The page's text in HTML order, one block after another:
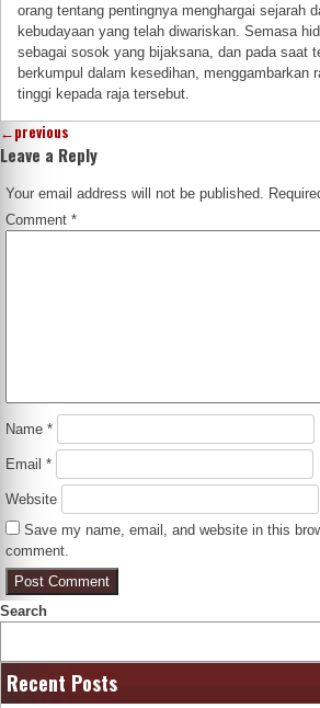
orang tentang pentingnya menghargai sejarah
kebudayaan yang telah diwariskan. Semasa
sebagai sosok yang bijaksana, dan pada saat
berkumpul dalam kesedihan, menggambarkan
tinggi kepada raja tersebut.
←previous
Leave a Reply
Your email address will not be published.
Comment*
Name*
Email*
Website
Save my name, email, and website in this
comment.
Search
Recent Posts